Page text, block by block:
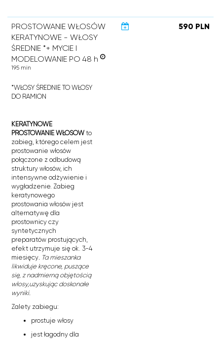
PROSTOWANIE WŁOSÓW
KERATYNOWE - WŁOSY
ŚREDNIE *+ MYCIE I
MODELOWANIE PO 48 h
195 min
590 PLN
*WŁOSY ŚREDNIE TO WŁOSY
DO RAMION
KERATYNOWE
PROSTOWANIE WŁOSÓW to
zabieg, którego celem jest
prostowanie włosów
połączone z odbudową
struktury włosów, ich
intensywne odżywienie i
wygładzenie. Zabieg
keratynowego
prostowania włosów jest
alternatywę dla
prostownicy czy
syntetycznych
preparatów prostujących,
efekt utrzymuje się ok. 3-4
miesięcy. Ta mieszanka
likwiduje kręcone, puszące
się, z nadmierną objętością
włosy,uzyskując doskonałe
wyniki.
Zalety zabiegu:
prostuje włosy
jest łagodny dla